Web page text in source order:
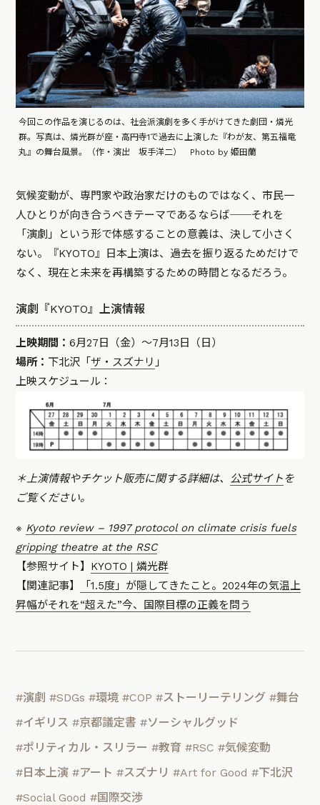
今回この作品を演じるのは、社会派演劇を多く手がけてきた劇団・燐光
群。写真は、燐光群が座・高円寺1で過去に上演した『わが友、第五福竜
丸』の舞台風景。（作・演出 坂手洋二） Photo by 姫田蘭
気候変動が、専門家や政治家だけのものではなく、市民一
人ひとりが向き合うべきテーマであるならば──それを
「演劇」という形で体感することの意義は、決して小さく
ない。『KYOTO』日本上演は、過去を振り返るためだけで
なく、現在と未来を再構築するための時間となるだろう。
演劇『KYOTO』上演情報
上映期間：6月27日（金）〜7月13日（日）
場所： 下北沢「ザ・スズナリ 」
上映スケジュール：
＊上演情報やチケット販売に関する詳細は、 公式サイトを
ご覧ください。
※ Kyoto review – 1997 protocol on climate crisis fuels
gripping theatre at the RSC
【参照サイト】 KYOTO | 燐光群
【関連記事】
「1.5度」が隠してきたこと。2024年の気温上
昇幅がそれを“超えた”今、国際目標の正義を問う
#演劇 #SDGs #環境 #COP #ストーリーテリング #舞台
#イギリス #京都議定書 #ソーシャルグッド
#ポリティカル・スリラー #教育 #RSC #気候変動
#日本上演 #アート #スズナリ #Art for Good #下北沢
#Social Good #国際交渉